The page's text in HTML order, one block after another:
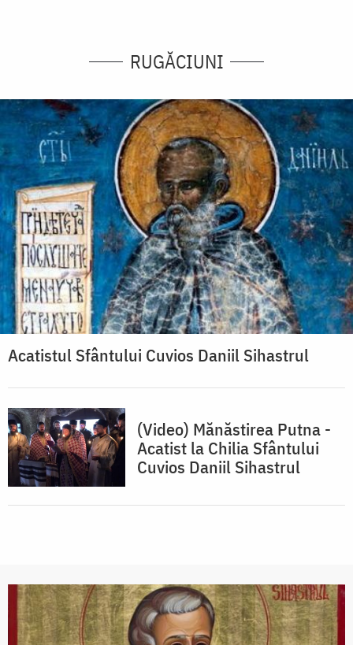
RUGĂCIUNI
Acatistul Sfântului Cuvios Daniil Sihastrul
(Video) Mănăstirea Putna -
Acatist la Chilia Sfântului
Cuvios Daniil Sihastrul